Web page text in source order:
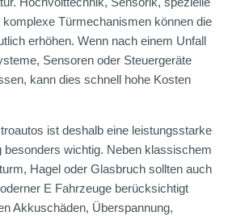
komplexe Türmechanismen können die
erhöhen. Wenn nach einem Unfall
Sensoren oder Steuergeräte
kann dies schnell hohe Kosten
ist deshalb eine leistungsstarke
besonders wichtig. Neben klassischem
Hagel oder Glasbruch sollten auch
E Fahrzeuge berücksichtigt
Akkuschäden, Überspannung,